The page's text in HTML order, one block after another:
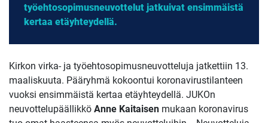
työehtosopimusneuvottelut jatkuivat ensimmäistä
kertaa etäyhteydellä.
Kirkon virka- ja työehtosopimusneuvotteluja jatkettiin 13.
maaliskuuta. Pääryhmä kokoontui koronavirustilanteen
vuoksi ensimmäistä kertaa etäyhteydellä. JUKOn
neuvottelupäällikkö Anne Kaitaisen mukaan koronavirus